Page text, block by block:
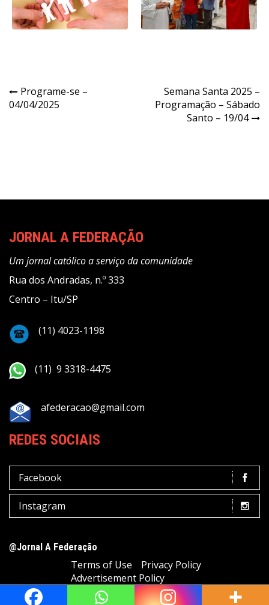
Navegação
de
Programe-se –
04/04/2025
Semana Santa 2025 –
Programação – Sábado
Santo – 19/04
JORNAL A FEDERAÇÃO
Um jornal católico a serviço da comunidade
Rua dos Andradas, n.º 333
Centro – Itu/SP
(11) 4023-1198
(11) 9 3318-4475
afederacao@gmail.com
REDES SOCIAIS
Facebook
Instagram
@Jornal A Federação
Terms of Use
Privacy Policy
Advertisement Policy